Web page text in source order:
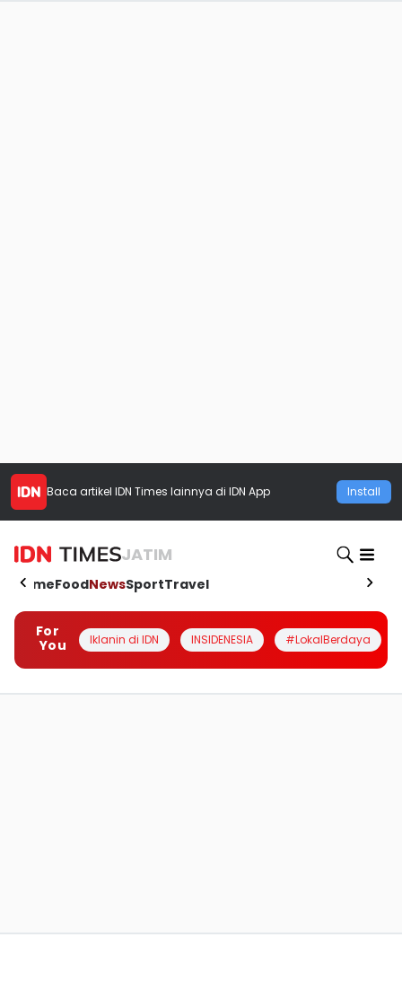
Baca artikel IDN Times lainnya di IDN App Install
JATIM
HomeFoodNewsSportTravel
For
You
Iklanin di IDN INSIDENESIA #LokalBerdaya